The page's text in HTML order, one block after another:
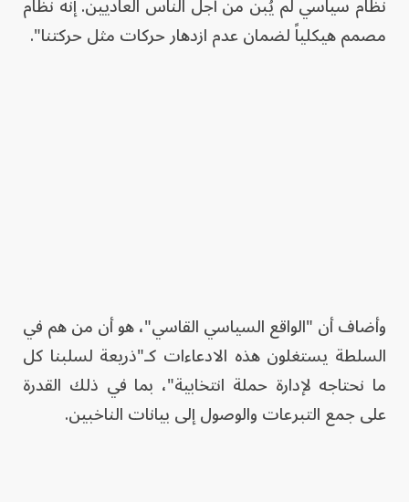
مصمم هيكلياً لضمان عدم ازدهار حركات مثل حركتنا".
وأضاف أن "الواقع السياسي القاسي"، هو أن من هم في
السلطة يستغلون هذه الادعاءات كـ"ذريعة لسلبنا كل
ما نحتاجه لإدارة حملة انتخابية"، بما في ذلك القدرة
على جمع التبرعات والوصول إلى بيانات الناخبين.